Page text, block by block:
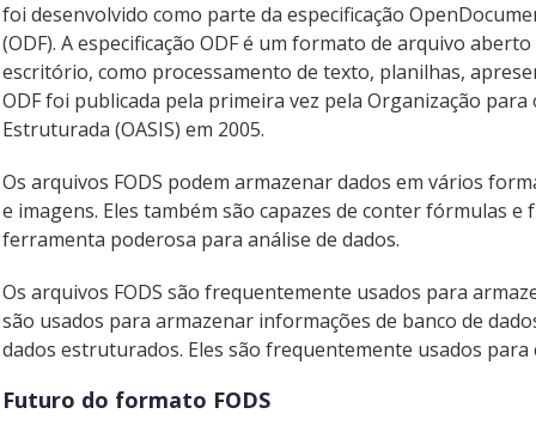
foi desenvolvido como parte da especificação
(ODF). A especificação ODF é um formato de arquivo
escritório, como processamento de texto, planilhas,
ODF foi publicada pela primeira vez pela Organização
Estruturada (OASIS) em 2005.
Os arquivos FODS podem armazenar dados em vários
e imagens. Eles também são capazes de conter fórmulas
ferramenta poderosa para análise de dados.
Os arquivos FODS são frequentemente usados para
são usados para armazenar informações de banco de
dados estruturados. Eles são frequentemente usados
Futuro do formato FODS